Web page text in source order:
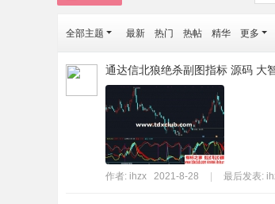
—
式
全部主题 最新 热门 热帖 精华 更多
通达信北狼绝杀副图指标 源码 大
作者: ihzx 2021-8-28 最后发表: